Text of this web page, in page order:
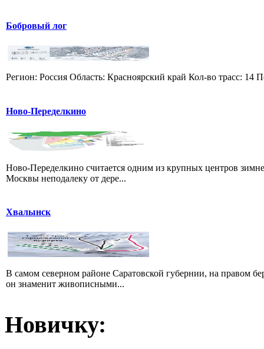
Бобровый лог
Регион: Россия Область: Красноярский край Кол-во трасс:
Ново-Переделкино
Ново-Переделкино считается одним из крупных центров
Москвы неподалеку от дере...
Хвалынск
В самом северном районе Саратовской губернии, на правом
он знаменит живописными...
Новичку: